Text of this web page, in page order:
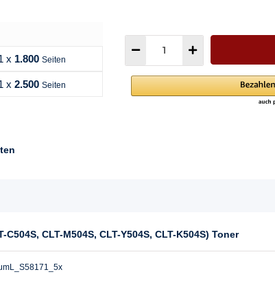
x 1.800 Seiten
x 2.500 Seiten
CLT-M504S, CLT-Y504S, CLT-K504S) Toner